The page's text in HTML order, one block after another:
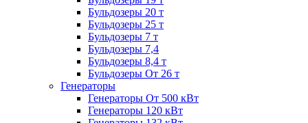
Бульдозеры 20 т
Бульдозеры 25 т
Бульдозеры 7 т
Бульдозеры 7,4
Бульдозеры 8,4 т
Бульдозеры От 26 т
Генераторы
Генераторы От 500 кВт
Генераторы 120 кВт